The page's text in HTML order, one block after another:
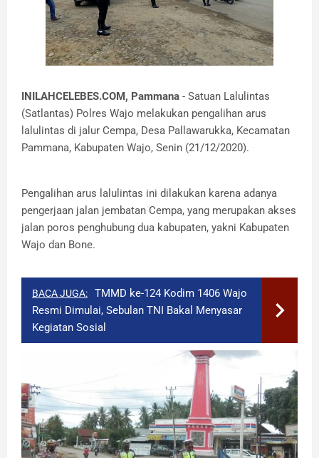
INILAHCELEBES.COM, Pammana - Satuan Lalulintas
(Satlantas) Polres Wajo melakukan pengalihan arus
lalulintas di jalur Cempa, Desa Pallawarukka, Kecamatan
Pammana, Kabupaten Wajo, Senin (21/12/2020).
Pengalihan arus lalulintas ini dilakukan karena adanya
pengerjaan jalan jembatan Cempa, yang merupakan akses
jalan poros penghubung dua kabupaten, yakni Kabupaten
Wajo dan Bone.
BACA JUGA:
TMMD ke-124 Kodim 1406 Wajo
Resmi Dimulai, Sebulan TNI Bakal Menyasar
Kegiatan Sosial